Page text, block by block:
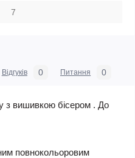
7
Відгуків 0 Питання 0
з вишивкою бісером . До
повнокольоровим